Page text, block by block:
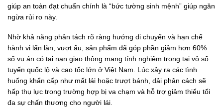
giúp an toàn đạt chuẩn chính là “bức tường sinh mệnh” giúp ngăn
ngừa rủi ro này.
Nhờ khả năng phân tách rõ ràng hướng di chuyển và hạn chế
hành vi lấn làn, vượt ẩu, sản phẩm đã góp phần giảm hơn 60%
số vụ án có tai nạn giao thông mang tính nghiêm trọng tại vô số
tuyến quốc lộ và cao tốc lớn ở Việt Nam. Lúc xảy ra các tình
huống khẩn cấp như mất lái hoặc trượt bánh, dải phân cách sẽ
hấp thụ lực trong trường hợp bị va chạm và hỗ trợ giảm thiểu tối
đa sự chấn thương cho người lái.